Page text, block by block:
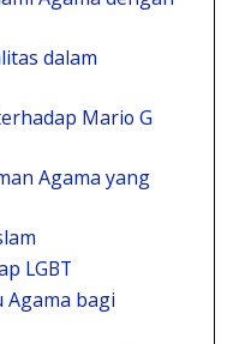
dalam
Mario G
Agama yang
LGBT
Agama bagi